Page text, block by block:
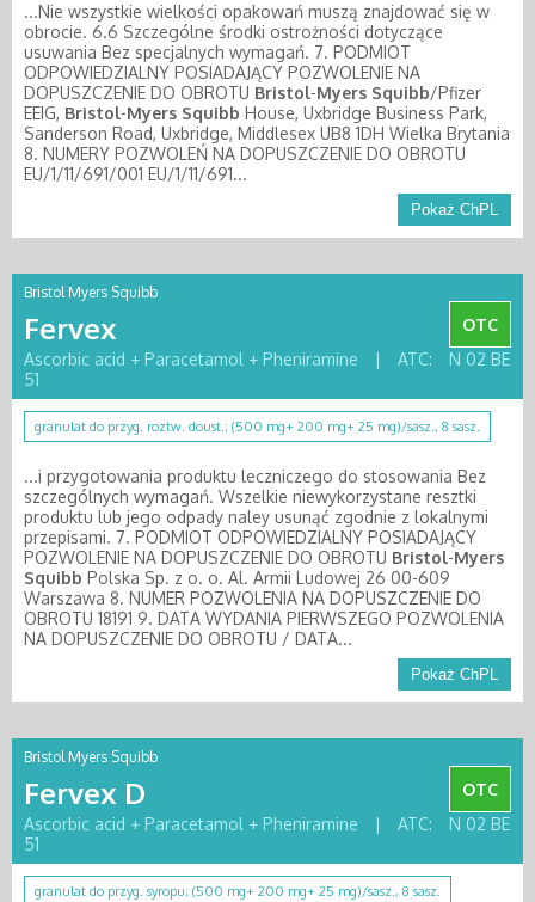
...Nie wszystkie wielkości opakowań muszą znajdować się w
obrocie. 6.6 Szczególne środki ostrożności dotyczące
usuwania Bez specjalnych wymagań. 7. PODMIOT
ODPOWIEDZIALNY POSIADAJĄCY POZWOLENIE NA
DOPUSZCZENIE DO OBROTU Bristol-Myers Squibb/Pfizer
EEIG, Bristol-Myers Squibb House, Uxbridge Business Park,
Sanderson Road, Uxbridge, Middlesex UB8 1DH Wielka Brytania
8. NUMERY POZWOLEŃ NA DOPUSZCZENIE DO OBROTU
EU/1/11/691/001 EU/1/11/691...
Pokaż ChPL
Bristol Myers Squibb
Fervex
OTC
Ascorbic acid + Paracetamol + Pheniramine
| ATC:
N 02 BE
51
granulat do przyg. roztw. doust.; (500 mg+ 200 mg+ 25 mg)/sasz., 8 sasz.
...i przygotowania produktu leczniczego do stosowania Bez
szczególnych wymagań. Wszelkie niewykorzystane resztki
produktu lub jego odpady naley usunąć zgodnie z lokalnymi
przepisami. 7. PODMIOT ODPOWIEDZIALNY POSIADAJĄCY
POZWOLENIE NA DOPUSZCZENIE DO OBROTU Bristol-Myers
Squibb Polska Sp. z o. o. Al. Armii Ludowej 26 00-609
Warszawa 8. NUMER POZWOLENIA NA DOPUSZCZENIE DO
OBROTU 18191 9. DATA WYDANIA PIERWSZEGO POZWOLENIA
NA DOPUSZCZENIE DO OBROTU / DATA...
Pokaż ChPL
Bristol Myers Squibb
Fervex D
OTC
Ascorbic acid + Paracetamol + Pheniramine
| ATC:
N 02 BE
51
granulat do przyg. syropu; (500 mg+ 200 mg+ 25 mg)/sasz., 8 sasz.